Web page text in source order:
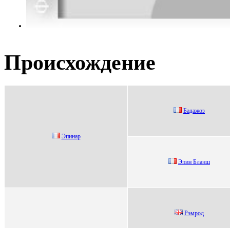
Происхождение
Эпинap
Бадажoз
Эпин Бланш
Pэмpoд